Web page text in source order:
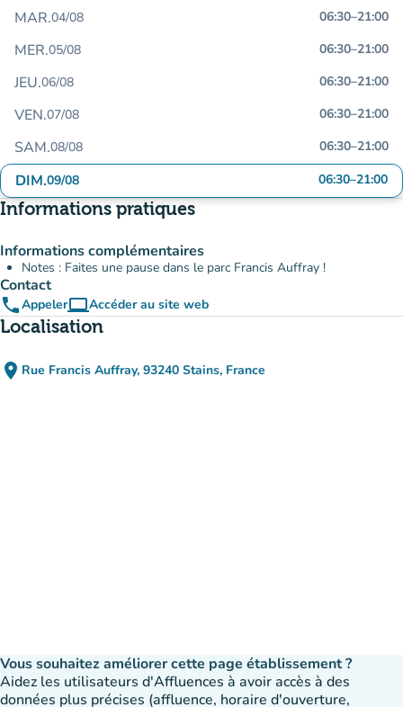
MAR.04/08 06:30–21:00
MER.05/08 06:30–21:00
JEU.06/08 06:30–21:00
VEN.07/08 06:30–21:00
SAM.08/08 06:30–21:00
DIM.09/08 06:30–21:00
Informations pratiques
Informations complémentaires
Notes : Faites une pause dans le parc Francis Auffray !
Contact
phoneAppelercomputerAccéder au site web
(nouvel onglet)
Localisation
place Rue Francis Auffray, 93240 Stains, France
(ouvrir dans Google Maps)
(nouvel onglet)
Vous souhaitez améliorer cette page établissement ?
Aidez les utilisateurs d'Affluences à avoir accès à des
données plus précises (affluence, horaire d'ouverture,